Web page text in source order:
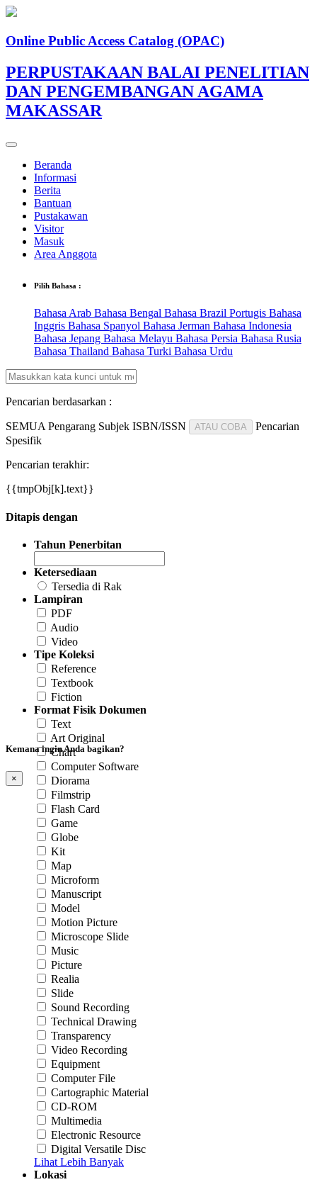
Online Public Access Catalog (OPAC)
PERPUSTAKAAN BALAI PENELITIAN
DAN PENGEMBANGAN AGAMA
MAKASSAR
Beranda
Informasi
Berita
Bantuan
Pustakawan
Visitor
Masuk
Area Anggota
Pilih Bahasa :
Bahasa Arab Bahasa Bengal Bahasa Brazil Portugis Bahasa
Inggris Bahasa Spanyol Bahasa Jerman Bahasa Indonesia
Bahasa Jepang Bahasa Melayu Bahasa Persia Bahasa Rusia
Bahasa Thailand Bahasa Turki Bahasa Urdu
Pencarian berdasarkan :
SEMUA Pengarang Subjek ISBN/ISSN ATAU COBA
Pencarian
Spesifik
Pencarian terakhir:
{{tmpObj[k].text}}
Ditapis dengan
Tahun Penerbitan
Ketersediaan
Tersedia di Rak
Lampiran
PDF
Audio
Video
Tipe Koleksi
Reference
Textbook
Fiction
Format Fisik Dokumen
Text
Art Original
Chart
Computer Software
Diorama
Filmstrip
Flash Card
Game
Globe
Kit
Map
Microform
Manuscript
Model
Motion Picture
Microscope Slide
Music
Picture
Realia
Slide
Sound Recording
Technical Drawing
Transparency
Video Recording
Equipment
Computer File
Cartographic Material
CD-ROM
Multimedia
Electronic Resource
Digital Versatile Disc
Lihat Lebih Banyak
Lokasi
Kemana ingin Anda bagikan?
×